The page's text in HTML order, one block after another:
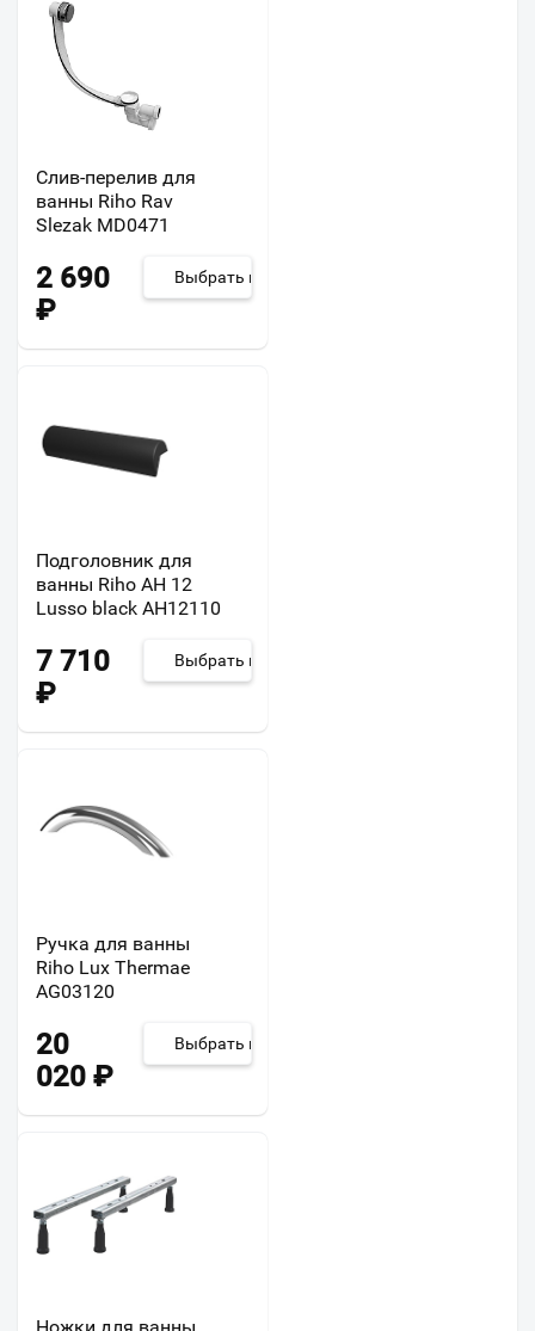
Слив-перелив для
ванны Riho Rav
Slezak MD0471
2 690
₽
Выбрать из 3
Подголовник для
ванны Riho AH 12
Lusso black AH12110
7 710
₽
Выбрать из 2
Ручка для ванны
Riho Lux Thermae
AG03120
20
020 ₽
Выбрать из 2